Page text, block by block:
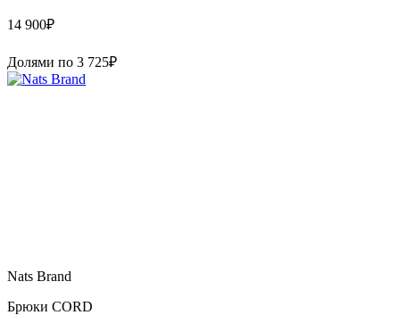
14 900₽
Долями по 3 725₽
Nats Brand
Брюки CORD